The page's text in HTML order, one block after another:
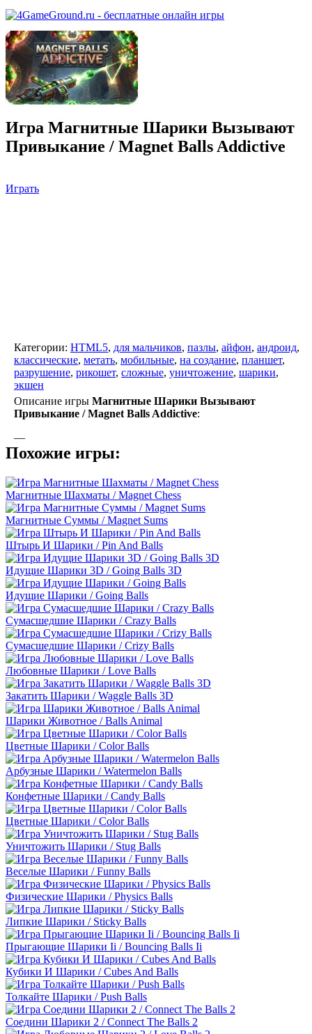
Игра Магнитные Шарики Вызывают
Привыкание / Magnet Balls Addictive
Играть
Категории: HTML5, для мальчиков, пазлы, айфон, андроид,
классические, метать, мобильные, на создание, планшет,
разрушение, рикошет, сложные, уничтожение, шарики,
экшен
Описание игры Магнитные Шарики Вызывают
Привыкание / Magnet Balls Addictive:
—
Похожие игры:
Магнитные Шахматы / Magnet Chess
Магнитные Суммы / Magnet Sums
Штырь И Шарики / Pin And Balls
Идущие Шарики 3D / Going Balls 3D
Идущие Шарики / Going Balls
Сумасшедшие Шарики / Crazy Balls
Сумасшедшие Шарики / Crizy Balls
Любовные Шарики / Love Balls
Закатить Шарики / Waggle Balls 3D
Шарики Животное / Balls Animal
Цветные Шарики / Color Balls
Арбузные Шарики / Watermelon Balls
Конфетные Шарики / Candy Balls
Цветные Шарики / Color Balls
Уничтожить Шарики / Stug Balls
Веселые Шарики / Funny Balls
Физические Шарики / Physics Balls
Липкие Шарики / Sticky Balls
Прыгающие Шарики Ii / Bouncing Balls Ii
Кубики И Шарики / Cubes And Balls
Толкайте Шарики / Push Balls
Соедини Шарики 2 / Connect The Balls 2